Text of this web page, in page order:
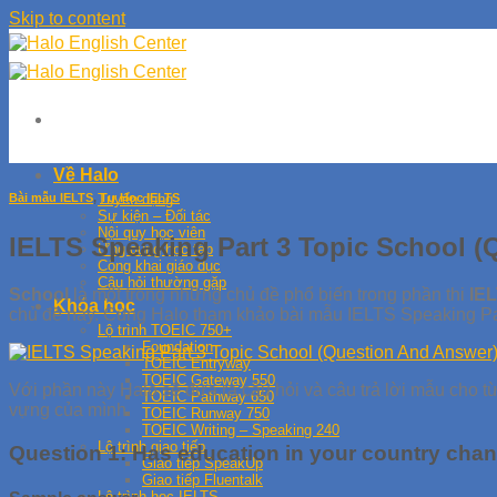
Skip to content
Về Halo
Tuyển dụng
Sự kiện – Đối tác
Nội quy học viên
Ứng dụng học tập
Công khai giáo dục
Câu hỏi thường gặp
Khóa học
Lộ trình TOEIC 750+
Foundation
TOEIC Entryway
TOEIC Gateway 550
TOEIC Pathway 650
TOEIC Runway 750
TOEIC Writing – Speaking 240
Lộ trình giao tiếp
Giao tiếp SpeakUp
Giao tiếp Fluentalk
Bài mẫu IELTS,Tự Học IELTS
IELTS Speaking Part 3 Topic School
Schoollà một trong những chủ đề phổ biến trong phần thi
chủ đề này. Cùng Halo tham khảo bài mẫu IELTS Speaking
Với phần này Halo sẽ đưa ra câu hỏi và câu trả lời mẫu cho
vựng của mình.
Question 1: Has education in your country